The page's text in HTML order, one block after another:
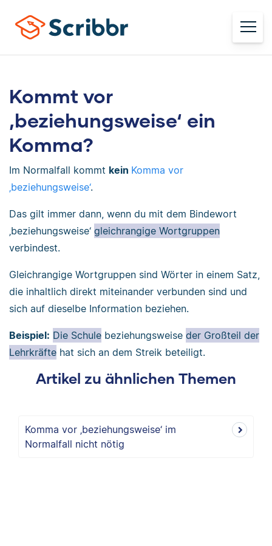
Kommt vor
‚beziehungsweise‘ ein
Komma?
Im Normalfall kommt kein Komma vor
‚beziehungsweise‘.
Das gilt immer dann, wenn du mit dem Bindewort
‚beziehungsweise‘ gleichrangige Wortgruppen
verbindest.
Gleichrangige Wortgruppen sind Wörter in einem Satz,
die inhaltlich direkt miteinander verbunden sind und
sich auf dieselbe Information beziehen.
Beispiel: Die Schule beziehungsweise der Großteil der
Lehrkräfte hat sich an dem Streik beteiligt.
Artikel zu ähnlichen Themen
Komma vor ‚beziehungsweise‘ im
Normalfall nicht nötig